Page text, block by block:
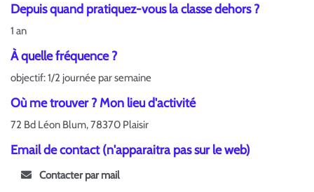
Depuis quand pratiquez-vous la classe dehors ?
1 an
À quelle fréquence ?
objectif: 1/2 journée par semaine
Où me trouver ? Mon lieu d'activité
72 Bd Léon Blum, 78370 Plaisir
Email de contact (n'apparaitra pas sur le web)
Contacter par mail